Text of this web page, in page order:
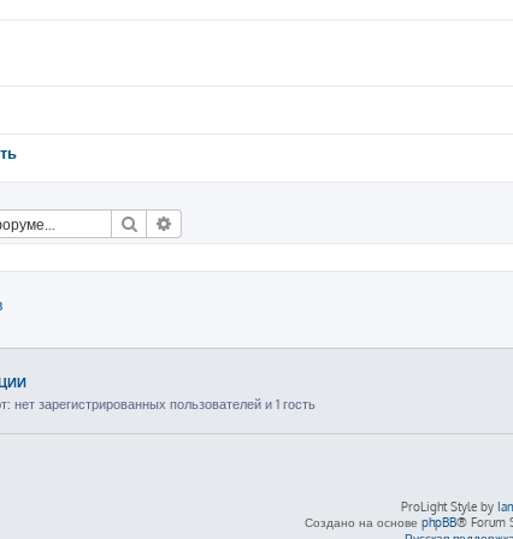
Поиск
зарегистрированных пользователей и 1 гость
ProLight Style by
Создано на основе phpBB® Forum